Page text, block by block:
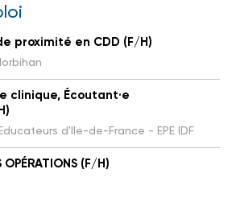
proximité en CDD (F/H)
clinique, Écoutant·e
d'Ile-de-France - EPE IDF
OPÉRATIONS (F/H)